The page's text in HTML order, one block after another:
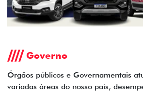
Governo
Órgãos públicos e Governamentais
variadas áreas do nosso país,